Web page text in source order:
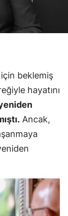
beklemiş
hayatını
Ancak,